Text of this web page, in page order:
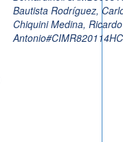
Bautista Rodríguez,
Chiquini Medina, Ricardo